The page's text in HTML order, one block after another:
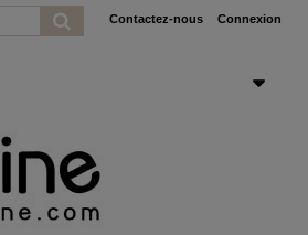
Connexion
Contactez-nous